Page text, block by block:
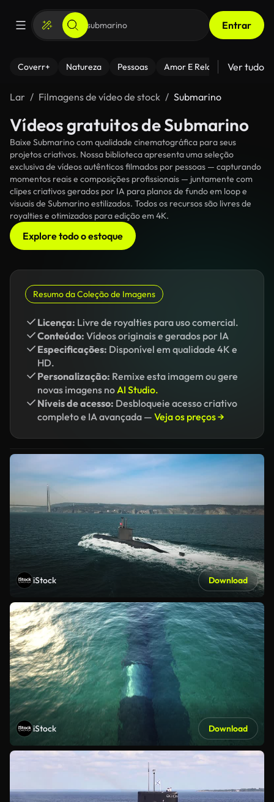
Entrar
Coverr+ Natureza Pessoas Amor E Relacionamentos
Ver tudo
Lar Filmagens de vídeo de stock Submarino
Vídeos gratuitos de Submarino
Baixe Submarino com qualidade cinematográfica para seus
projetos criativos. Nossa biblioteca apresenta uma seleção
exclusiva de vídeos autênticos filmados por pessoas — capturando
momentos reais e composições profissionais — juntamente com
clipes criativos gerados por IA para planos de fundo em loop e
visuais de Submarino estilizados. Todos os recursos são livres de
royalties e otimizados para edição em 4K.
Explore todo o estoque
Resumo da Coleção de Imagens
Licença: Livre de royalties para uso comercial.
Conteúdo: Vídeos originais e gerados por IA
Especificações: Disponível em qualidade 4K e
HD.
Personalização: Remixe esta imagem ou gere
novas imagens noAI Studio.
Níveis de acesso: Desbloqueie acesso criativo
completo e IA avançada — Veja os preços →
iStock Download
iStock Download